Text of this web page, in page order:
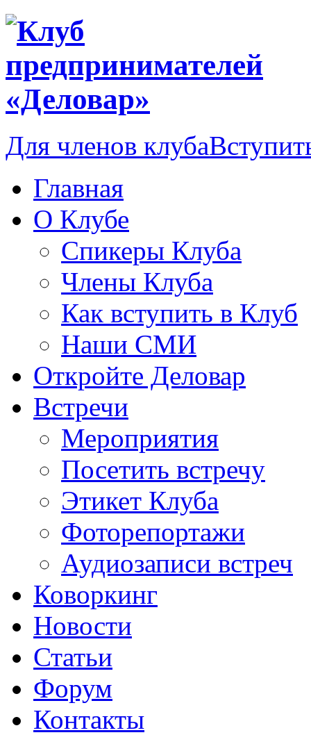
Для членов клуба
Главная
О Клубе
Спикеры Клуба
Члены Клуба
Как вступить в Клуб
Наши СМИ
Откройте Деловар
Встречи
Мероприятия
Посетить встречу
Этикет Клуба
Фоторепортажи
Аудиозаписи встреч
Коворкинг
Новости
Статьи
Форум
Контакты